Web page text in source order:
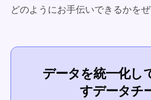
どのようにお手伝いできるかをぜ
データを統一化し
すデータチ